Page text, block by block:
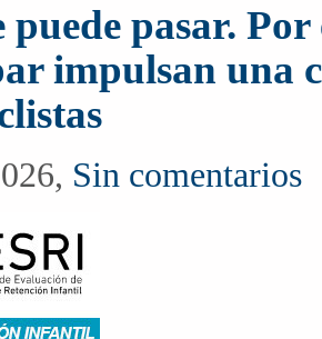
puede pasar.
impulsan una
Sin comentarios